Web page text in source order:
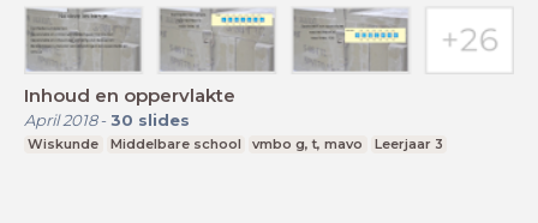
Inhoud en oppervlakte
April 2018- 30 slides
Wiskunde Middelbare school vmbo g, t, mavo Leerjaar 3